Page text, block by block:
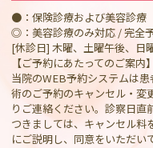
●：保険診療および美容診療
◎：美容診療のみ対応 / 完全
[休診日] 木曜、土曜午後、日
【ご予約にあたってのご案内】
当院のWEB予約システムは
術のご予約のキャンセル・変
りご連絡ください。診察日
つきましては、キャンセル料
にご説明し、同意をいただい